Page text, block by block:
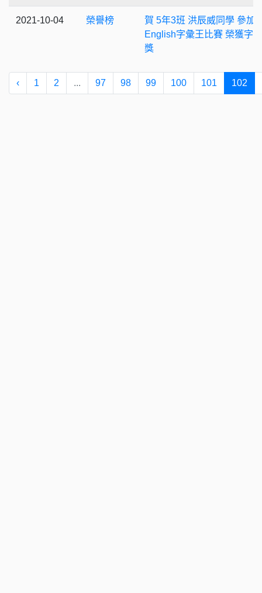
2021-10-04 榮譽榜
賀 5年3班 洪辰威同學 參加
English字彙王比賽 榮獲字
獎
‹ 1 2 ... 97 98 99 100 101 102